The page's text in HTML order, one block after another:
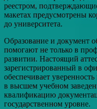
реестром,
макетах предусмотрены
до университета.
Образование и документ
помогают не только в
развитии. Настоящий
зарегистрированный в
обеспечивает
в высшем учебном
квалификацию
государственном уровне.